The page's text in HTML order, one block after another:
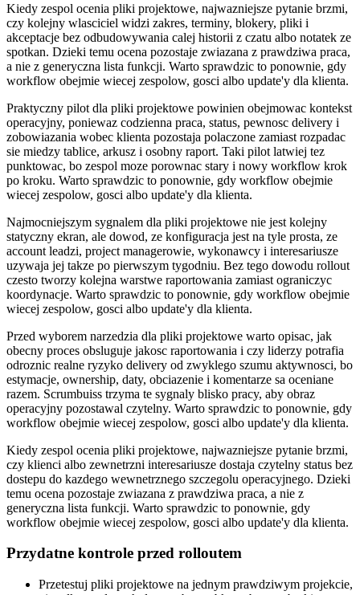
Kiedy zespol ocenia pliki projektowe, najwazniejsze pytanie brzmi,
czy kolejny wlasciciel widzi zakres, terminy, blokery, pliki i
akceptacje bez odbudowywania calej historii z czatu albo notatek ze
spotkan. Dzieki temu ocena pozostaje zwiazana z prawdziwa praca,
a nie z generyczna lista funkcji. Warto sprawdzic to ponownie, gdy
workflow obejmie wiecej zespolow, gosci albo update'y dla klienta.
Praktyczny pilot dla pliki projektowe powinien obejmowac kontekst
operacyjny, poniewaz codzienna praca, status, pewnosc delivery i
zobowiazania wobec klienta pozostaja polaczone zamiast rozpadac
sie miedzy tablice, arkusz i osobny raport. Taki pilot latwiej tez
punktowac, bo zespol moze porownac stary i nowy workflow krok
po kroku. Warto sprawdzic to ponownie, gdy workflow obejmie
wiecej zespolow, gosci albo update'y dla klienta.
Najmocniejszym sygnalem dla pliki projektowe nie jest kolejny
statyczny ekran, ale dowod, ze konfiguracja jest na tyle prosta, ze
account leadzi, project managerowie, wykonawcy i interesariusze
uzywaja jej takze po pierwszym tygodniu. Bez tego dowodu rollout
czesto tworzy kolejna warstwe raportowania zamiast ograniczyc
koordynacje. Warto sprawdzic to ponownie, gdy workflow obejmie
wiecej zespolow, gosci albo update'y dla klienta.
Przed wyborem narzedzia dla pliki projektowe warto opisac, jak
obecny proces obsluguje jakosc raportowania i czy liderzy potrafia
odroznic realne ryzyko delivery od zwyklego szumu aktywnosci, bo
estymacje, ownership, daty, obciazenie i komentarze sa oceniane
razem. Scrumbuiss trzyma te sygnaly blisko pracy, aby obraz
operacyjny pozostawal czytelny. Warto sprawdzic to ponownie, gdy
workflow obejmie wiecej zespolow, gosci albo update'y dla klienta.
Kiedy zespol ocenia pliki projektowe, najwazniejsze pytanie brzmi,
czy klienci albo zewnetrzni interesariusze dostaja czytelny status bez
dostepu do kazdego wewnetrznego szczegolu operacyjnego. Dzieki
temu ocena pozostaje zwiazana z prawdziwa praca, a nie z
generyczna lista funkcji. Warto sprawdzic to ponownie, gdy
workflow obejmie wiecej zespolow, gosci albo update'y dla klienta.
Przydatne kontrole przed rolloutem
Przetestuj pliki projektowe na jednym prawdziwym projekcie,